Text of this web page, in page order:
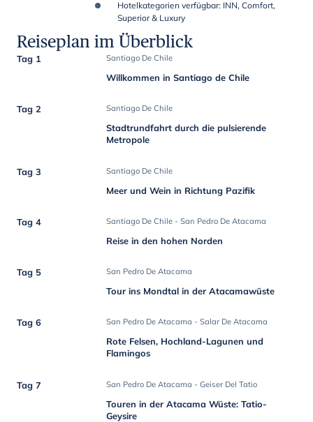
Hotelkategorien verfügbar: INN, Comfort,
Superior & Luxury
Reiseplan im Überblick
Tag 1 Santiago De Chile
Willkommen in Santiago de Chile
Tag 2 Santiago De Chile
Stadtrundfahrt durch die pulsierende
Metropole
Tag 3 Santiago De Chile
Meer und Wein in Richtung Pazifik
Tag 4 Santiago De Chile - San Pedro De Atacama
Reise in den hohen Norden
Tag 5 San Pedro De Atacama
Tour ins Mondtal in der Atacamawüste
Tag 6 San Pedro De Atacama - Salar De Atacama
Rote Felsen, Hochland-Lagunen und
Flamingos
Tag 7 San Pedro De Atacama - Geiser Del Tatio
Touren in der Atacama Wüste: Tatio-
Geysire